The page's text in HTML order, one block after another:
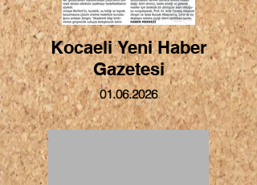
Kocaeli Yeni Haber
Gazetesi
01.06.2026